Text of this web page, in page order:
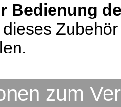
Bedienung
zum